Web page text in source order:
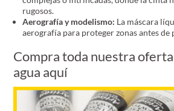
rugosos.
Aerografía y modelismo: La máscara
aerografía para proteger zonas antes
Compra toda nuestra
agua aquí